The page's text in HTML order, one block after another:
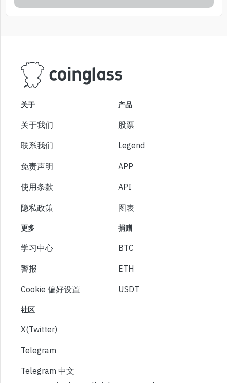
关于
关于我们
联系我们
免责声明
使用条款
隐私政策
产品
股票
Legend
APP
API
图表
更多
学习中心
警报
Cookie 偏好设置
捐赠
BTC
ETH
USDT
社区
X(Twitter)
Telegram
Telegram 中文